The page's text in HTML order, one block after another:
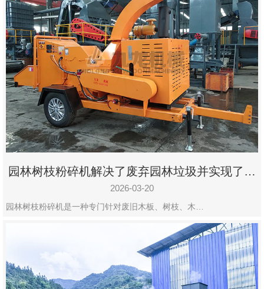
园林树枝粉碎机解决了废弃园林垃圾并实现了再
利用
2026-03-20
园林树枝粉碎机是一种专门针对废旧木板、树枝、木…